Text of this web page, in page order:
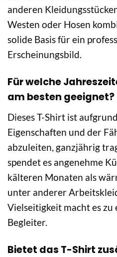
anderen
Westen oder Hosen
solide Basis für ein
Erscheinungsbild.
Für welche
am besten geeignet?
Dieses T-Shirt ist
Eigenschaften und der
abzuleiten, ganzjährig
spendet es angenehme
kälteren Monaten als
unter anderer
Vielseitigkeit macht es zu
Begleiter.
Bietet das T-Shirt